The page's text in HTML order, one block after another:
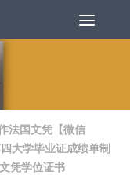
法国文凭【微信
大学毕业证成绩单制
凭学位证书